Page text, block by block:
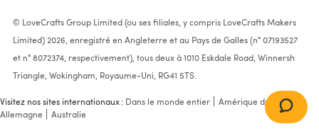
© LoveCrafts Group Limited (ou ses filiales, y compris LoveCrafts Makers
Limited) 2026, enregistré en Angleterre et au Pays de Galles (n° 07193527
et n° 8072374, respectivement), tous deux à 1010 Eskdale Road, Winnersh
Triangle, Wokingham, Royaume-Uni, RG41 5TS.
Visitez nos sites internationaux : Dans le monde entier
Amérique du Nord
Allemagne
Australie